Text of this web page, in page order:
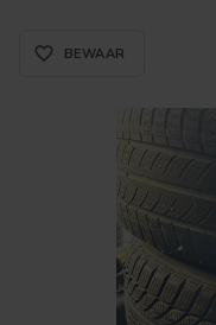
favorite_border_rounded
BEWAAR